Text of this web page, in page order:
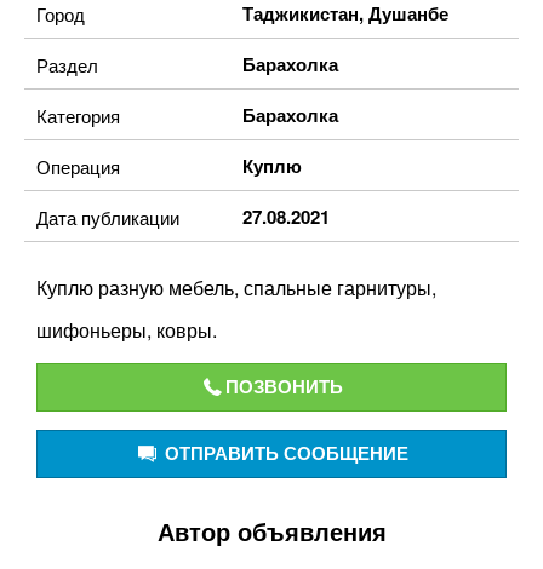
Город Таджикистан,Душанбе
Раздел Барахолка
Категория Барахолка
Операция Куплю
Дата публикации 27.08.2021
Куплю разную мебель, спальные гарнитуры,
шифоньеры, ковры.
ПОЗВОНИТЬ
ОТПРАВИТЬ СООБЩЕНИЕ
Автор объявления